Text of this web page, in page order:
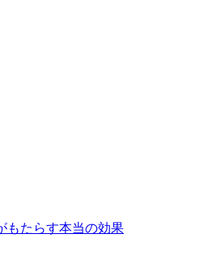
もたらす本当の効果